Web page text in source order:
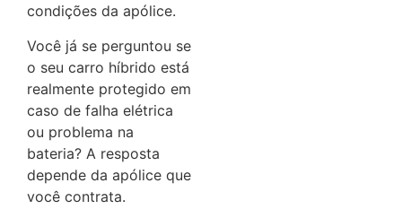
condições da apólice.
Você já se perguntou se
o seu carro híbrido está
realmente protegido em
caso de falha elétrica
ou problema na
bateria? A resposta
depende da apólice que
você contrata.